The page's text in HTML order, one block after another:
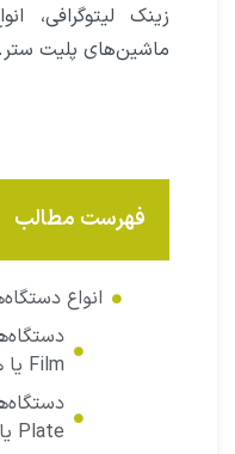
زینک لیتوگرافی،
ماشین‌های پلیت ستر.
فهرست مطالب
انواع
Film یا همان ایمیجستر‌
Plate یا پلیت ستر